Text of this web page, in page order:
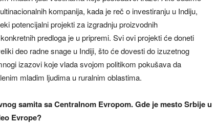
kompanija, kada je reč o investiranju u Indiju,
potencijalni projekti za izgradnju proizvodnih
predloga je u pripremi. Svi ovi projekti će doneti
deo radne snage u Indiji, što će dovesti do izuzetnog
izazovi koje vlada svojom politikom pokušava da
mladim ljudima u ruralnim oblastima.
samita sa Centralnom Evropom. Gde je mesto Srbije u
Evrope?